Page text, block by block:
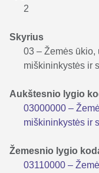
2
Skyrius
03 – Žemės ūkio,
miškininkystės ir
Aukštesnio lygio
03000000 –
miškininkystės ir
Žemesnio lygio
03110000 –